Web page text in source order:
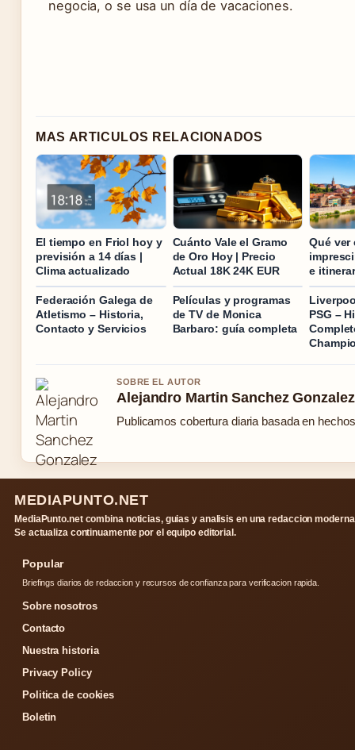
negocia, o se usa un día de vacaciones.
MAS ARTICULOS RELACIONADOS
El tiempo en Friol hoy y
previsión a 14 días |
Clima actualizado
Cuánto Vale el Gramo
de Oro Hoy | Precio
Actual 18K 24K EUR
Qué ver
e
Federación Galega de
Atletismo – Historia,
Contacto y Servicios
Películas y programas
de TV de Monica
Barbaro: guía completa
PSG –
SOBRE EL AUTOR
Alejandro Martin Sanchez Gonzalez
Publicamos cobertura diaria basada en
MEDIAPUNTO.NET
MediaPunto.net combina noticias, guias y analisis en una redaccion
Se actualiza continuamente por el equipo editorial.
Popular
Briefings diarios de redaccion y recursos de confianza para verificacion rapida.
Sobre nosotros
Contacto
Nuestra historia
Privacy Policy
Politica de cookies
Boletin